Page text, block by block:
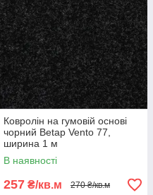
Ковролін на гумовій основі
чорний Betap Vento 77,
ширина 1 м
В наявності
257 ₴/кв.м 270 ₴/кв.м